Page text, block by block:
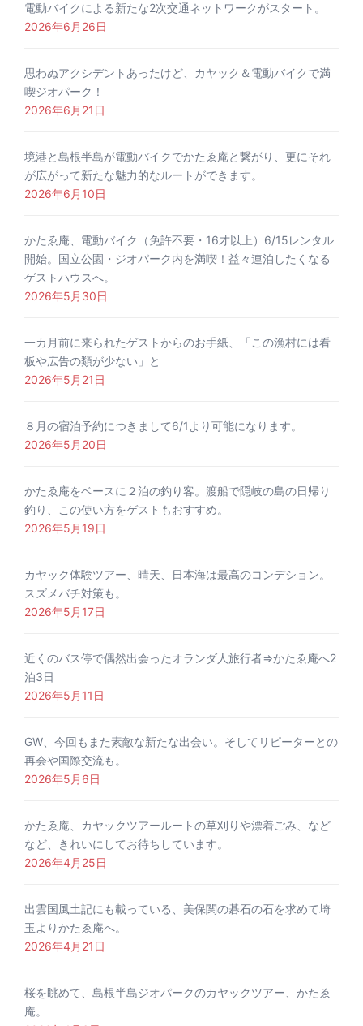
電動バイクによる新たな2次交通ネットワークがスタート。
2026年6月26日
思わぬアクシデントあったけど、カヤック＆電動バイクで満
喫ジオパーク！
2026年6月21日
境港と島根半島が電動バイクでかたゑ庵と繋がり、更にそれ
が広がって新たな魅力的なルートができます。
2026年6月10日
かたゑ庵、電動バイク（免許不要・16才以上）6/15レンタル
開始。国立公園・ジオパーク内を満喫！益々連泊したくなる
ゲストハウスへ。
2026年5月30日
一カ月前に来られたゲストからのお手紙、「この漁村には看
板や広告の類が少ない」と
2026年5月21日
８月の宿泊予約につきまして6/1より可能になります。
2026年5月20日
かたゑ庵をベースに２泊の釣り客。渡船で隠岐の島の日帰り
釣り、この使い方をゲストもおすすめ。
2026年5月19日
カヤック体験ツアー、晴天、日本海は最高のコンデション。
スズメバチ対策も。
2026年5月17日
近くのバス停で偶然出会ったオランダ人旅行者⇒かたゑ庵へ2
泊3日
2026年5月11日
GW、今回もまた素敵な新たな出会い。そしてリピーターとの
再会や国際交流も。
2026年5月6日
かたゑ庵、カヤックツアールートの草刈りや漂着ごみ、など
など、きれいにしてお待ちしています。
2026年4月25日
出雲国風土記にも載っている、美保関の碁石の石を求めて埼
玉よりかたゑ庵へ。
2026年4月21日
桜を眺めて、島根半島ジオパークのカヤックツアー、かたゑ
庵。